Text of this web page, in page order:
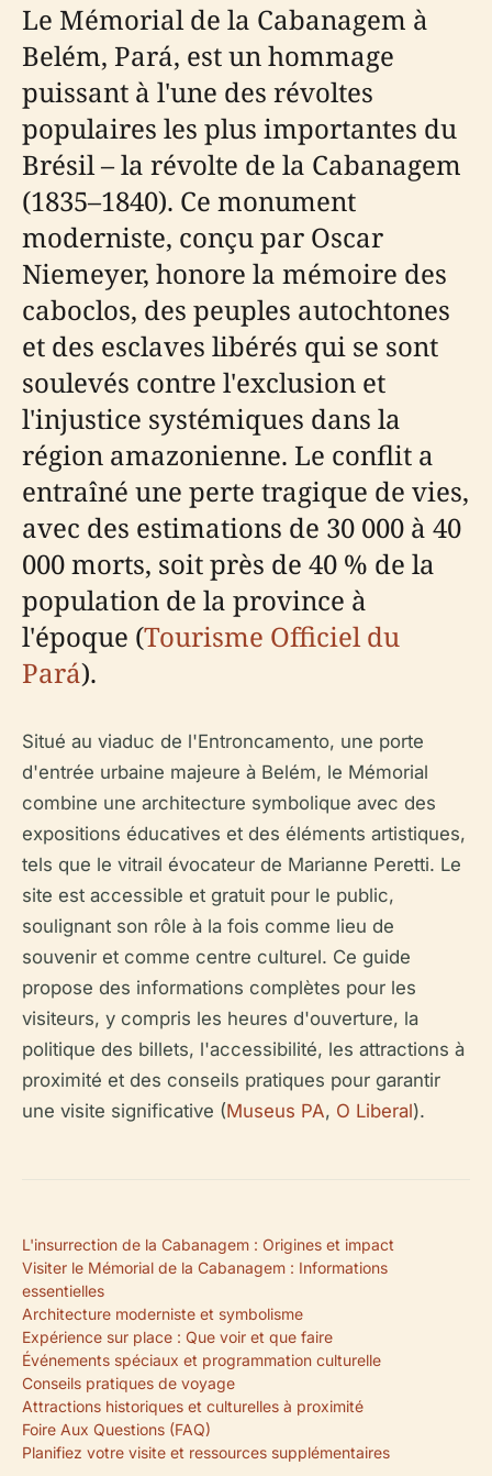
Le Mémorial de la Cabanagem à
Belém, Pará, est un hommage
puissant à l'une des révoltes
populaires les plus importantes du
Brésil – la révolte de la Cabanagem
(1835–1840). Ce monument
moderniste, conçu par Oscar
Niemeyer, honore la mémoire des
caboclos, des peuples autochtones
et des esclaves libérés qui se sont
soulevés contre l'exclusion et
l'injustice systémiques dans la
région amazonienne. Le conflit a
entraîné une perte tragique de vies,
avec des estimations de 30 000 à 40
000 morts, soit près de 40 % de la
population de la province à
l'époque (Tourisme Officiel du
Pará).
Situé au viaduc de l'Entroncamento, une porte
d'entrée urbaine majeure à Belém, le Mémorial
combine une architecture symbolique avec des
expositions éducatives et des éléments artistiques,
tels que le vitrail évocateur de Marianne Peretti. Le
site est accessible et gratuit pour le public,
soulignant son rôle à la fois comme lieu de
souvenir et comme centre culturel. Ce guide
propose des informations complètes pour les
visiteurs, y compris les heures d'ouverture, la
politique des billets, l'accessibilité, les attractions à
proximité et des conseils pratiques pour garantir
une visite significative (Museus PA, O Liberal).
L'insurrection de la Cabanagem : Origines et impact
Visiter le Mémorial de la Cabanagem : Informations
essentielles
Architecture moderniste et symbolisme
Expérience sur place : Que voir et que faire
Événements spéciaux et programmation culturelle
Conseils pratiques de voyage
Attractions historiques et culturelles à proximité
Foire Aux Questions (FAQ)
Planifiez votre visite et ressources supplémentaires